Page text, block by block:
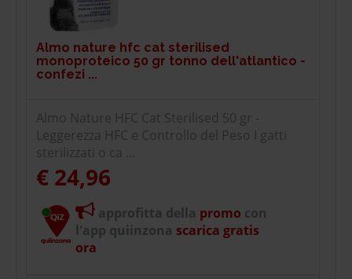
Almo nature hfc cat sterilised
monoproteico 50 gr tonno dell'atlantico -
confezi ...
Almo Nature HFC Cat Sterilised 50 gr -
Leggerezza HFC e Controllo del Peso I gatti
sterilizzati o ca ...
€ 24,96
approfitta della promo con
l'app quiinzona scarica gratis
ora